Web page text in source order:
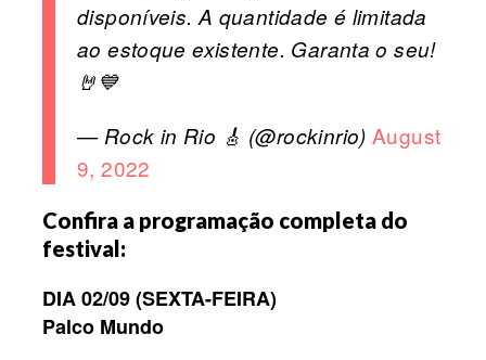
disponíveis. A quantidade é limitada
ao estoque existente. Garanta o seu!
🤘💙
— Rock in Rio 🎸 (@rockinrio)August
9, 2022
Confira a programação completa do
festival:
DIA 02/09 (SEXTA-FEIRA)
Palco Mundo